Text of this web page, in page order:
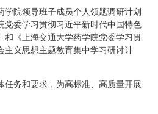
学院领导班子成员个人领题调研计划
党委学习贯彻习近平新时代中国特色
和《上海交通大学药学院党委学习贯
主义思想主题教育集中学习研讨计
任务和要求，为高标准、高质量开展